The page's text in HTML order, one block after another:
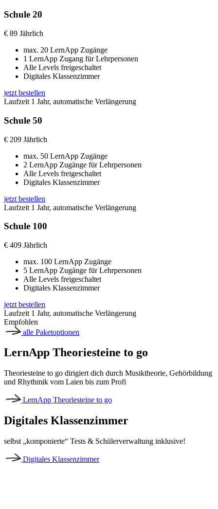
Schule 20
€ 89 Jährlich
max. 20 LernApp Zugänge
1 LernApp Zugang für Lehrpersonen
Alle Levels freigeschaltet
Digitales Klassenzimmer
jetzt bestellen
Laufzeit 1 Jahr, automatische Verlängerung
Schule 50
€ 209 Jährlich
max. 50 LernApp Zugänge
2 LernApp Zugänge für Lehrpersonen
Alle Levels freigeschaltet
Digitales Klassenzimmer
jetzt bestellen
Laufzeit 1 Jahr, automatische Verlängerung
Schule 100
€ 409 Jährlich
max. 100 LernApp Zugänge
5 LernApp Zugänge für Lehrpersonen
Alle Levels freigeschaltet
Digitales Klassenzimmer
jetzt bestellen
Laufzeit 1 Jahr, automatische Verlängerung
Empfohlen
alle Paketoptionen
LernApp Theoriesteine to go
Theoriesteine to go dirigiert dich durch Musiktheorie, Gehörbildung
und Rhythmik vom Laien bis zum Profi
LernApp Theoriesteine to go
Digitales Klassenzimmer
selbst „komponierte“ Tests & Schülerverwaltung inklusive!
Digitales Klassenzimmer